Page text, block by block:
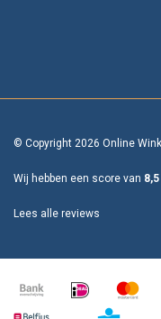
© Copyright 2026 Online
Wij hebben een score van 8,5
Lees alle reviews